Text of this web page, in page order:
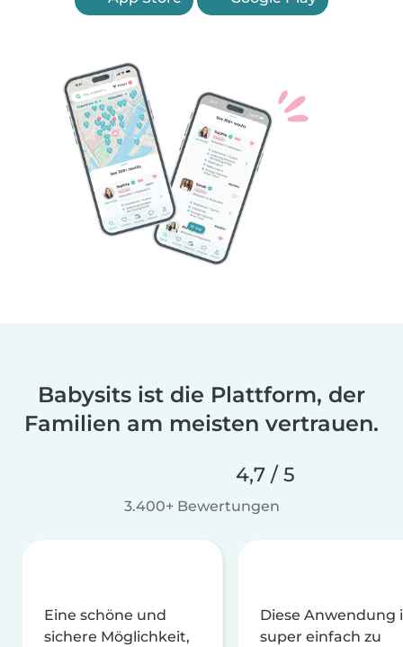
Babysits ist die Plattform, der
Familien am meisten vertrauen.
4,7 / 5
3.400+ Bewertungen
Eine schöne und
sichere Möglichkeit,
Diese Anwendung
super einfach zu